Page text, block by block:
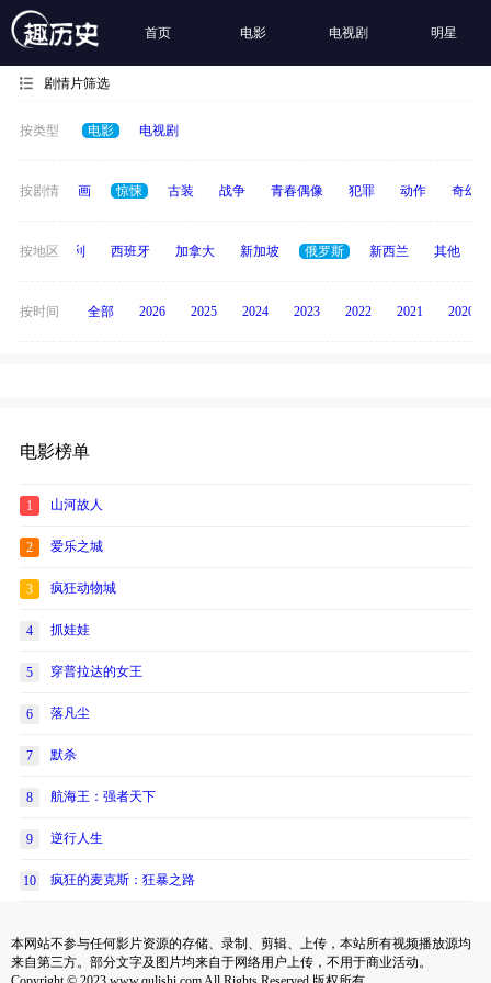
首页 电影 电视剧 明星
剧情片筛选
按类型 电影 电视剧
按剧情
悬疑 动画 惊悚 古装 战争 青春偶像 犯罪 动作 奇幻
按地区
度 意大利 西班牙 加拿大 新加坡 俄罗斯 新西兰 其他
按时间 全部 2026 2025 2024 2023 2022 2021 2020
电影榜单
1 山河故人
2 爱乐之城
3 疯狂动物城
4 抓娃娃
5 穿普拉达的女王
6 落凡尘
7 默杀
8 航海王：强者天下
9 逆行人生
10 疯狂的麦克斯：狂暴之路
本网站不参与任何影片资源的存储、录制、剪辑、上传，本站所有视频播放源均
来自第三方。部分文字及图片均来自于网络用户上传，不用于商业活动。